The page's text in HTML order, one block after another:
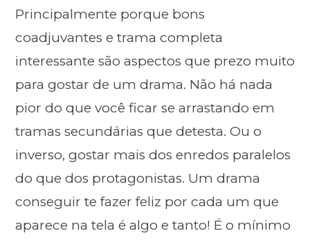
Principalmente porque bons
coadjuvantes e trama completa
interessante são aspectos que prezo muito
para gostar de um drama. Não há nada
pior do que você ficar se arrastando em
tramas secundárias que detesta. Ou o
inverso, gostar mais dos enredos paralelos
do que dos protagonistas. Um drama
conseguir te fazer feliz por cada um que
aparece na tela é algo e tanto! É o mínimo